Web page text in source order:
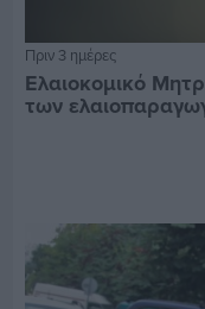
Πριν 3 ημέρες
Ελαιοκομικό
των